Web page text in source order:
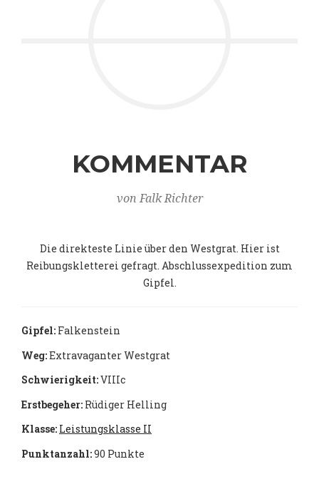
KOMMENTAR
von Falk Richter
Die direkteste Linie über den Westgrat. Hier ist
Reibungskletterei gefragt. Abschlussexpedition zum
Gipfel.
Gipfel: Falkenstein
Weg:Extravaganter Westgrat
Schwierigkeit:VIIIc
Erstbegeher: Rüdiger Helling
Klasse: Leistungsklasse II
Punktanzahl:90 Punkte